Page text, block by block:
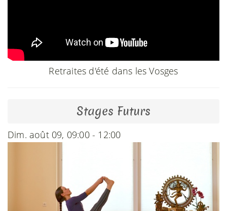
Retraites d'été dans les Vosges
Stages Futurs
Dim. août 09, 09:00 - 12:00